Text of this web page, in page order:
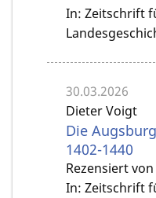
In: Zeitschrift
30.03.2026
Dieter Voigt
Die
1402-1440
Rezensiert
In: Zeitschrift